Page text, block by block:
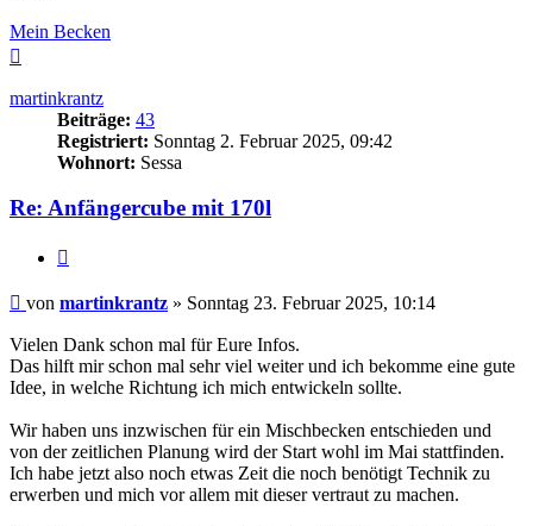
Mein Becken
martinkrantz
Beiträge: 43
Registriert: Sonntag 2. Februar 2025, 09:42
Wohnort: Sessa
Re: Anfängercube mit 170l
Beitrag
von martinkrantz » Sonntag 23. Februar 2025, 10:14
Vielen Dank schon mal für Eure Infos.
Das hilft mir schon mal sehr viel weiter und ich bekomme eine gute
Idee, in welche Richtung ich mich entwickeln sollte.
Wir haben uns inzwischen für ein Mischbecken entschieden und
von der zeitlichen Planung wird der Start wohl im Mai stattfinden.
Ich habe jetzt also noch etwas Zeit die noch benötigt Technik zu
erwerben und mich vor allem mit dieser vertraut zu machen.